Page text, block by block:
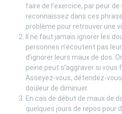
faire de l’exercice, par peur
reconnaissez dans ces
problème pour retrouver une
Il ne faut jamais ignorer les
personnes n’écoutent pas
d’ignorer leurs maux de dos.
peine peut s’aggraver si
Asseyez-vous, détendez-
douleur de diminuer.
En cas de début de maux de
quelques jours de repos pour